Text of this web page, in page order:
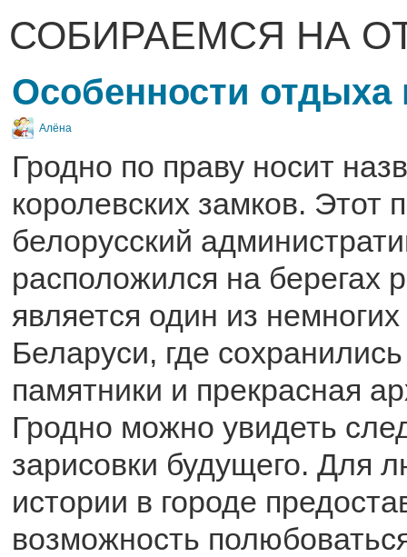
СОБИРАЕМСЯ НА
Особенности отдыха
Алёна
Гродно по праву носит
королевских замков. Этот
белорусский
расположился на берегах
является один из
Беларуси, где
памятники и прекрасная
Гродно можно увидеть
зарисовки будущего. Для
истории в городе
возможность